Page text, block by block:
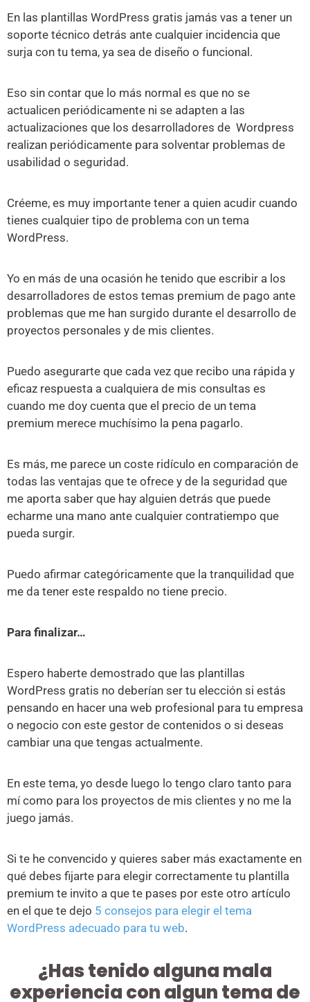
En las plantillas WordPress gratis jamás vas a tener un
soporte técnico detrás ante cualquier incidencia que
surja con tu tema, ya sea de diseño o funcional.
Eso sin contar que lo más normal es que no se
actualicen periódicamente ni se adapten a las
actualizaciones que los desarrolladores de Wordpress
realizan periódicamente para solventar problemas de
usabilidad o seguridad.
Créeme, es muy importante tener a quien acudir cuando
tienes cualquier tipo de problema con un tema
WordPress.
Yo en más de una ocasión he tenido que escribir a los
desarrolladores de estos temas premium de pago ante
problemas que me han surgido durante el desarrollo de
proyectos personales y de mis clientes.
Puedo asegurarte que cada vez que recibo una rápida y
eficaz respuesta a cualquiera de mis consultas es
cuando me doy cuenta que el precio de un tema
premium merece muchísimo la pena pagarlo.
Es más, me parece un coste ridículo en comparación de
todas las ventajas que te ofrece y de la seguridad que
me aporta saber que hay alguien detrás que puede
echarme una mano ante cualquier contratiempo que
pueda surgir.
Puedo afirmar categóricamente que la tranquilidad que
me da tener este respaldo no tiene precio.
Para finalizar…
Espero haberte demostrado que las plantillas
WordPress gratis no deberían ser tu elección si estás
pensando en hacer una web profesional para tu empresa
o negocio con este gestor de contenidos o si deseas
cambiar una que tengas actualmente.
En este tema, yo desde luego lo tengo claro tanto para
mí como para los proyectos de mis clientes y no me la
juego jamás.
Si te he convencido y quieres saber más exactamente en
qué debes fijarte para elegir correctamente tu plantilla
premium te invito a que te pases por este otro artículo
en el que te dejo 5 consejos para elegir el tema
WordPress adecuado para tu web.
¿Has tenido alguna mala
experiencia con algun tema de